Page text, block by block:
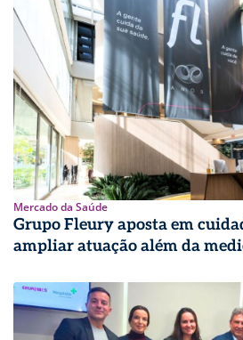
Mercado da Saúde
Grupo Fleury aposta em
ampliar atuação além da